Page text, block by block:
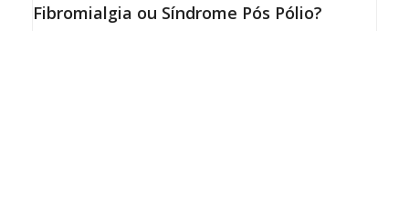
Fibromialgia ou Síndrome Pós Pólio?